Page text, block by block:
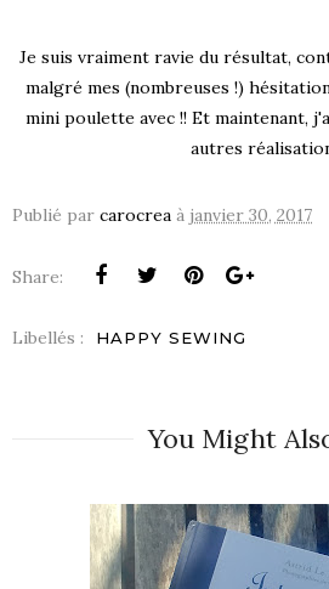
Je suis vraiment ravie du résultat,
malgré mes (nombreuses !)
mini poulette avec !! Et maintenant,
autres
Publié par carocrea à janvier 30, 2017
Share:
Libellés : HAPPY SEWING
You Might